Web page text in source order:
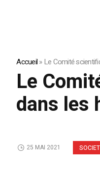
Accueil»Le Comité
Le
dans les
25 MAI 2021